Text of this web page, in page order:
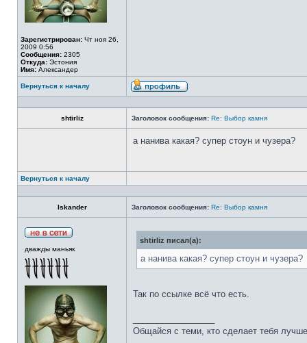
Зарегистрирован: Чт ноя 26,
2009 0:56
Сообщения: 2305
Откуда: Эстония
Имя: Александер
Вернуться к началу
shtirliz Заголовок сообщения: Re: Выбор камня
а нанива какая? супер стоун и чузера?
Вернуться к началу
Iskander Заголовок сообщения: Re: Выбор камня
дважды маньяк
shtirliz писал(а):
а нанива какая? супер стоун и чузера?
Так по ссылке всё что есть.
Общайся с теми, кто сделает тебя